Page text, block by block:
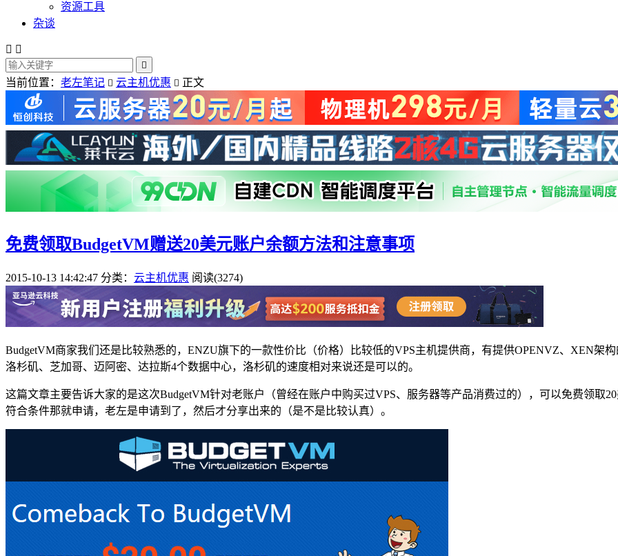
资源工具
杂谈
 

当前位置： 老左笔记  云主机优惠  正文
免费领取BudgetVM赠送20美元账户余额方法和注意事项
2015-10-13 14:42:47 分类： 云主机优惠 阅读(3274)
BudgetVM商家我们还是比较熟悉的，ENZU旗下的一款性价比（价格）比较低的VPS主机提供商，有提供OPENVZ、XEN架
洛杉矶、芝加哥、迈阿密、达拉斯4个数据中心，洛杉矶的速度相对来说还是可以的。
这篇文章主要告诉大家的是这次BudgetVM针对老账户（曾经在账户中购买过VPS、服务器等产品消费过的），可以免费领取
符合条件那就申请，老左是申请到了，然后才分享出来的（是不是比较认真）。